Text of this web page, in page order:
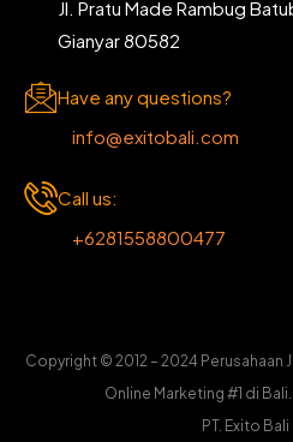
Jl. Pratu Made Rambug
Gianyar 80582
Have any questions?
info@exitobali.com
Call us:
+6281558800477
Copyright © 2012 – 2024 Perusahaan
Online Marketing #1 di
PT. Exito Bali